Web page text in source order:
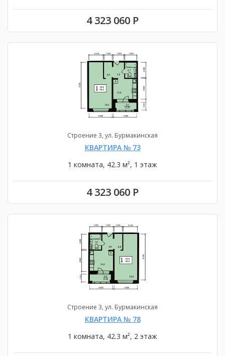
4 323 060 Р
Строение 3, ул. Бурмакинская
КВАРТИРА № 73
1 комната, 42.3 м², 1 этаж
4 323 060 Р
Строение 3, ул. Бурмакинская
КВАРТИРА № 78
1 комната, 42.3 м², 2 этаж